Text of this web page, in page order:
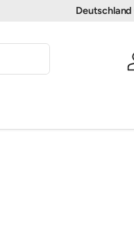
Land/Region
Deutschland